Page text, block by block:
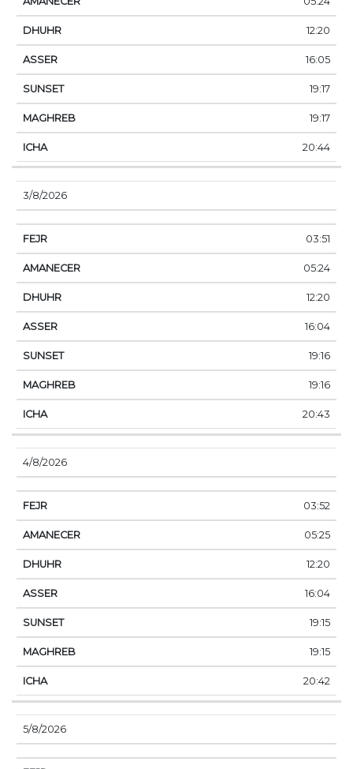
12:20
16:05
19:17
19:17
20:44
3/8/2026
03:51
05:24
12:20
16:04
19:16
19:16
20:43
4/8/2026
03:52
05:25
12:20
16:04
19:15
19:15
20:42
5/8/2026